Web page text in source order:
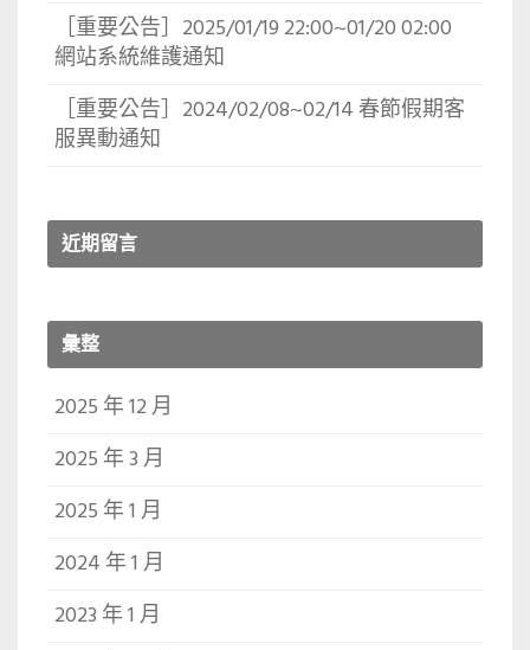
［重要公告］2025/01/19 22:00~01/20 02:00
網站系統維護通知
［重要公告］2024/02/08~02/14 春節假期客
服異動通知
近期留言
彙整
2025 年 12 月
2025 年 3 月
2025 年 1 月
2024 年 1 月
2023 年 1 月